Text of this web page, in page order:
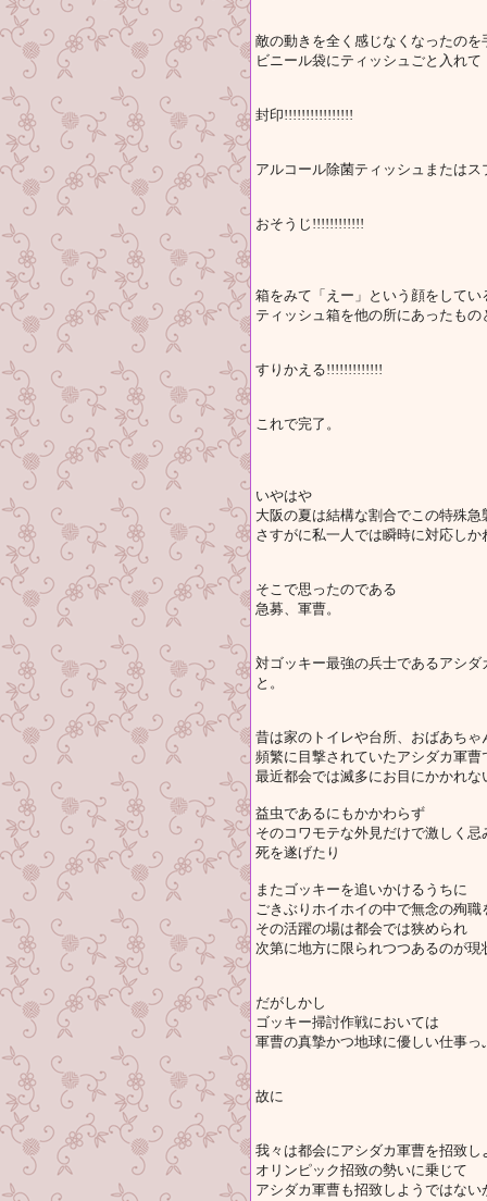
敵の動きを全く感じなくなったの
ビニール袋にティッシュごと入れて
封印!!!!!!!!!!!!!!!!
アルコール除菌ティッシュまたは
おそうじ!!!!!!!!!!!!
箱をみて「えー」という顔をして
ティッシュ箱を他の所にあったもの
すりかえる!!!!!!!!!!!!!
これで完了。
いやはや
大阪の夏は結構な割合でこの特殊
さすがに私一人では瞬時に対応し
そこで思ったのである
急募、軍曹。
対ゴッキー最強の兵士であるアシ
と。
昔は家のトイレや台所、おばあち
頻繁に目撃されていたアシダカ軍曹
最近都会では滅多にお目にかかれな
益虫であるにもかかわらず
そのコワモテな外見だけで激しく
死を遂げたり
またゴッキーを追いかけるうちに
ごきぶりホイホイの中で無念の殉
その活躍の場は都会では狭められ
次第に地方に限られつつあるのが現
だがしかし
ゴッキー掃討作戦においては
軍曹の真摯かつ地球に優しい仕事
故に
我々は都会にアシダカ軍曹を招致し
オリンピック招致の勢いに乗じて
アシダカ軍曹も招致しようではない